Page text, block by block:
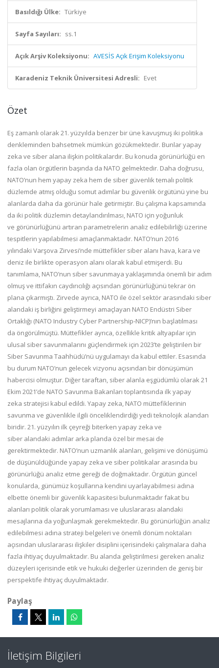
Basıldığı Ülke: Türkiye
Sayfa Sayıları: ss.1
Açık Arşiv Koleksiyonu: AVESİS Açık Erişim Koleksiyonu
Karadeniz Teknik Üniversitesi Adresli: Evet
Özet
Eş zamanlı olarak 21. yüzyılda benzer bir üne kavuşmuş iki politika
denkleminden bahsetmek mümkün gözükmektedir. Bunlar yapay
zeka ve siber alana ilişkin politikalardır. Bu konuda görünürlüğü en
fazla olan örgütlerin başında da NATO gelmektedir. Daha doğrusu,
NATO’nun hem yapay zeka hem de siber güvenlik temalı politik
düzlemde atmış olduğu somut adımlar bu güvenlik örgütünü yine bu
alanlarda daha da görünür hale getirmiştir. Bu çalışma kapsamında
da iki politik düzlemin detaylandırılması, NATO için yoğunluk
ve görünürlüğünü artıran parametrelerin analiz edilebilirliği üzerine
tespitlerin yapılabilmesi amaçlanmaktadır. NATO’nun 2016
yılındaki Varşova Zirvesi’nde müttefikler siber alanı hava, kara ve
deniz ile birlikte operasyon alanı olarak kabul etmişerdi. Bu
tanımlama, NATO’nun siber savunmaya yaklaşımında önemli bir adım
olmuşve ittifakın caydırıcılığı açısından görünürlüğünü tekrar ön
plana çıkarmıştı. Zirvede ayrıca, NATO ile özel sektör arasındaki siber
alandaki iş birliğini geliştirmeyi amaçlayan NATO Endüstri Siber
Ortaklığı (NATO Industry Cyber Partnership-NICP)’nın başlatılması
da öngörülmüştü. Müttefikler ayrıca, özellikle kritik altyapılar için
ulusal siber savunmalarını güçlendirmek için 2023’te geliştirilen bir
Siber Savunma Taahhüdü’nü uygulamayı da kabul ettiler. Esasında
bu durum NATO’nun gelecek vizyonu açısından bir dönüşümün
habercisi olmuştur. Diğer taraftan, siber alanla eşgüdümlü olarak21
Ekim 2021’de NATO Savunma Bakanları toplantısında ilkyapay
zeka stratejisi kabul edildi. Yapay zeka, NATO müttefiklerinin
savunma ve güvenlikle ilgili önceliklendirdiği yedi teknolojik alandan
biridir. 21. yüzyılın ilk çeyreği biterken yapay zeka ve
siber alandaki adımlar arka planda özel bir mesai de
gerektirmektedir. NATO’nun uzmanlık alanları, gelişimi ve dönüşümü
de düşünüldüğünde yapay zeka ve siber politikalar arasında bu
görünürlüğü analiz etme gereği de doğmaktadır. Örgütün güncel
konularda, günümüz koşullarına kendini uyarlayabilmesi adına
elbette önemli bir güvenlik kapasitesi bulunmaktadır fakat bu
alanları politik olarak yorumlaması ve uluslararası alandaki
mesajlarına da yoğunlaşmak gerekmektedir. Bu görünürlüğün analiz
edilebilmesi adına strateji belgeleri ve önemli dönüm noktaları
açısından uluslararası ilişkiler disiplini içerisindeki çalışmalara daha
fazla ihtiyaç duyulmaktadır. Bu alanda geliştirilmesi gereken analiz
düzeyleri içerisinde etik ve hukuki değerler üzerinden de geniş bir
perspektife ihtiyaç duyulmaktadır.
Paylaş
İletişim Bilgileri